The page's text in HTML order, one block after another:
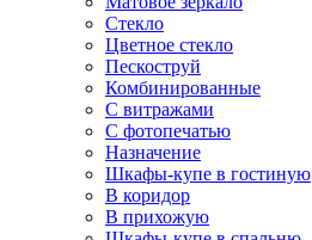
Стекло
Цветное стекло
Пескоструй
Комбинированные
С витражами
С фотопечатью
Назначение
Шкафы-купе в гостиную
В коридор
В прихожую